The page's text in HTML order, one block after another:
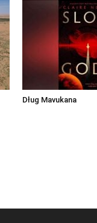
Dług Mavukana